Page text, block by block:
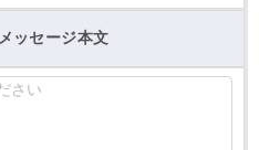
メッセージ本文